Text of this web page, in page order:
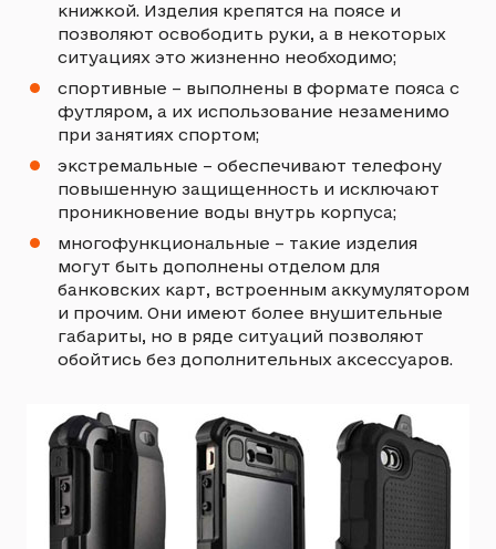
книжкой. Изделия крепятся на поясе и
позволяют освободить руки, а в некоторых
ситуациях это жизненно необходимо;
спортивные – выполнены в формате пояса с
футляром, а их использование незаменимо
при занятиях спортом;
экстремальные – обеспечивают телефону
повышенную защищенность и исключают
проникновение воды внутрь корпуса;
многофункциональные – такие изделия
могут быть дополнены отделом для
банковских карт, встроенным аккумулятором
и прочим. Они имеют более внушительные
габариты, но в ряде ситуаций позволяют
обойтись без дополнительных аксессуаров.